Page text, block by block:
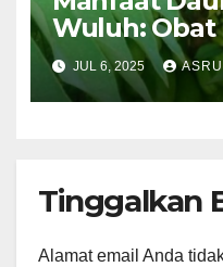
Wuluh: Obat
yang Mulai
Luar Negri
JUL 6, 2025
Tinggalkan
Alamat email Anda